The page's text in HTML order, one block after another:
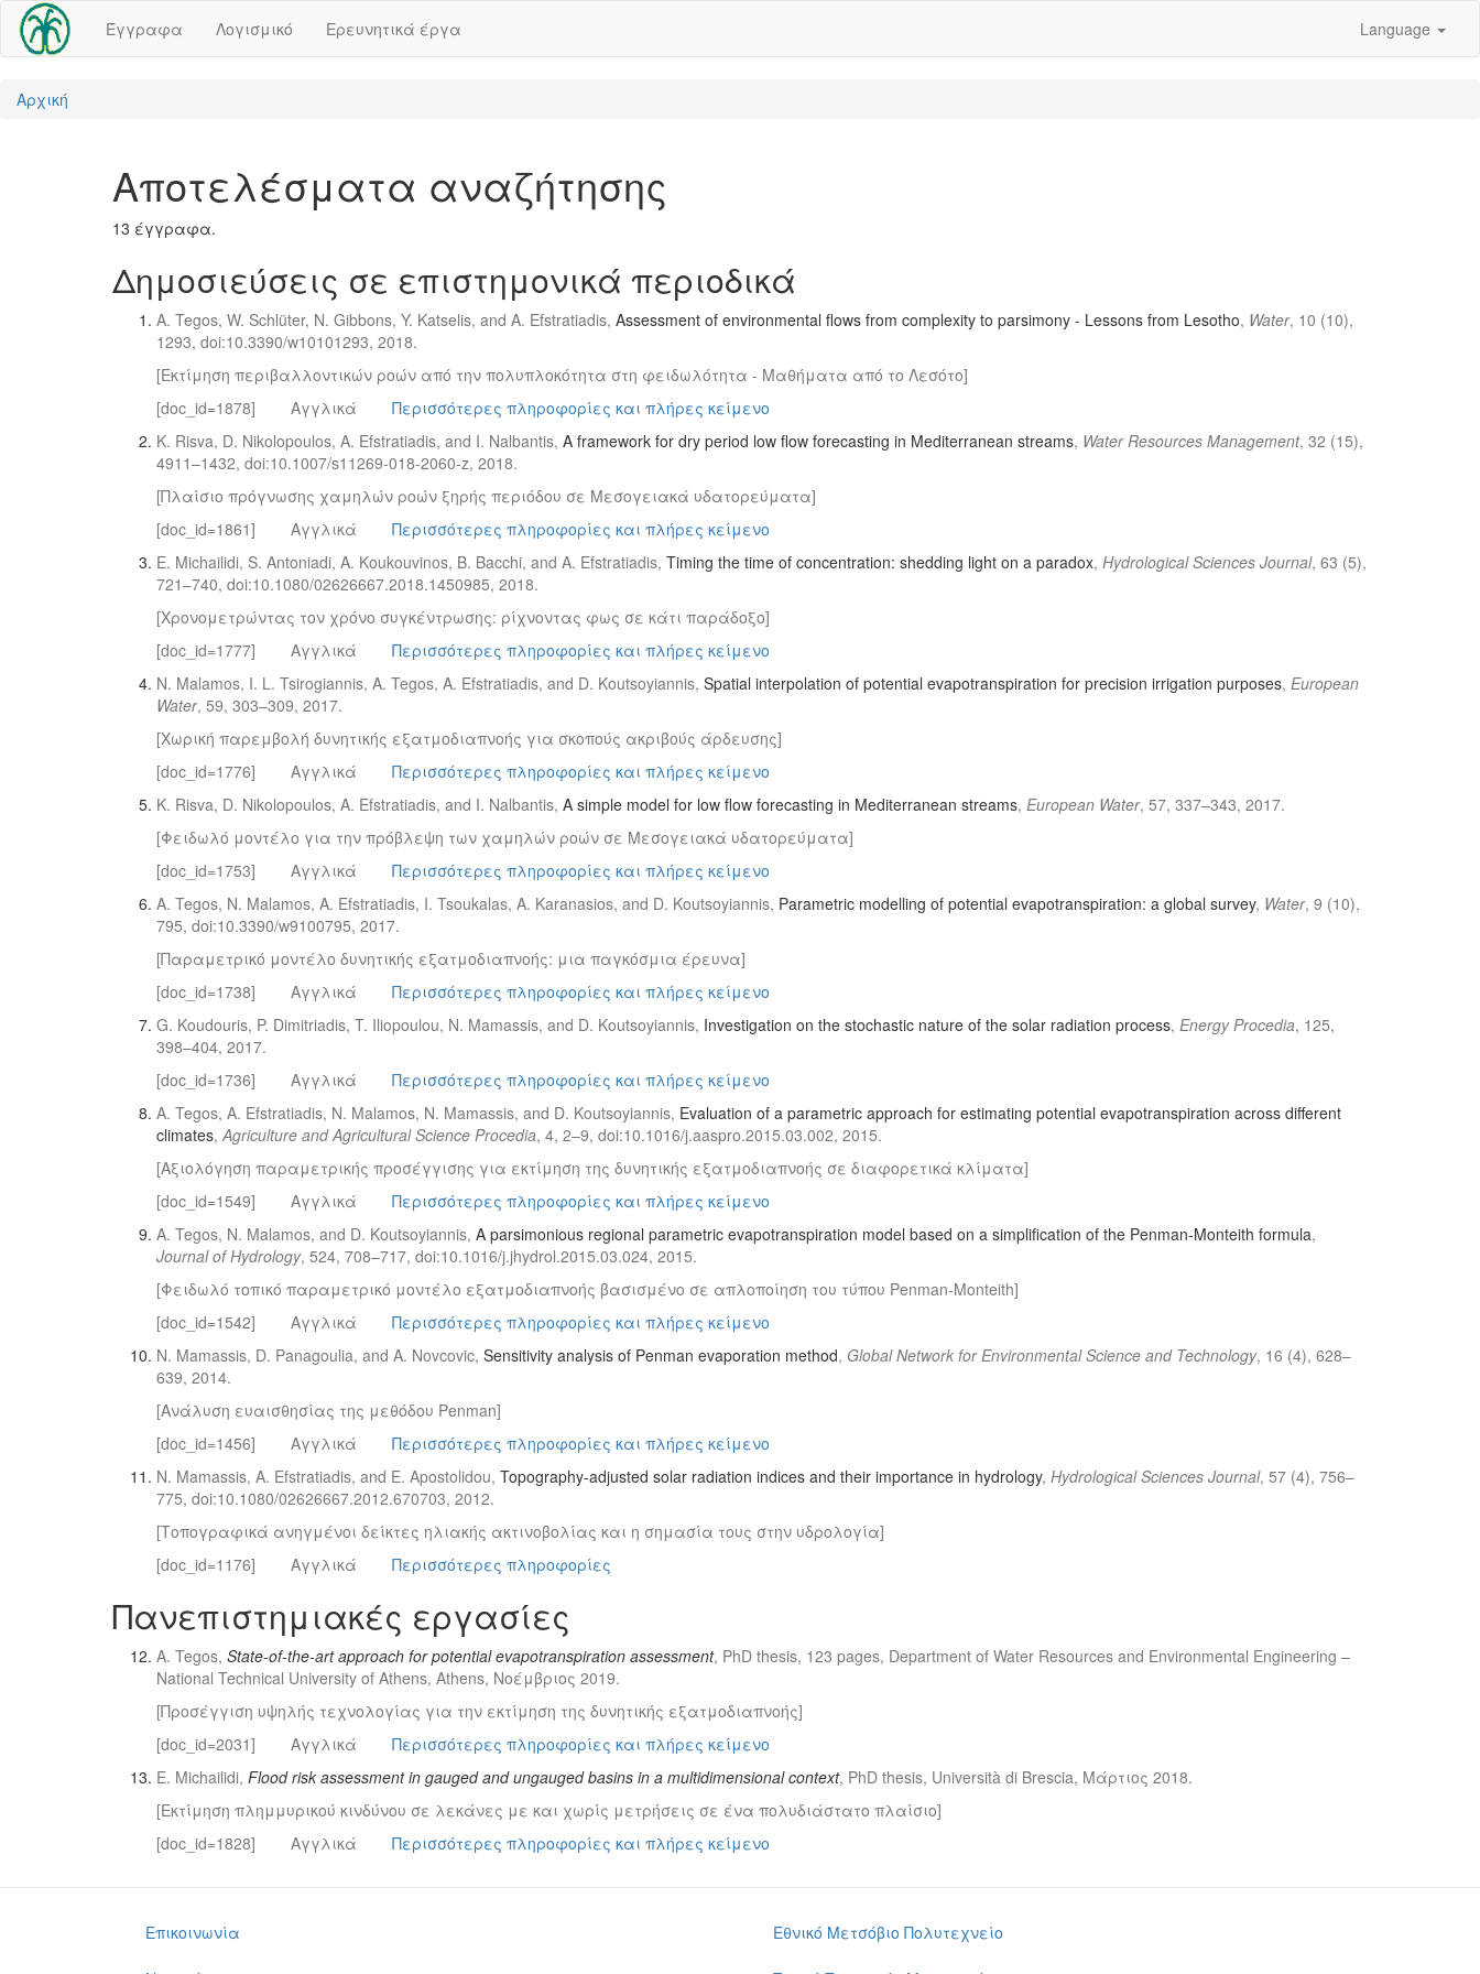
Έγγραφα Λογισμικό Ερευνητικά έργα Language
Αρχική
Αποτελέσματα αναζήτησης
13 έγγραφα.
Δημοσιεύσεις σε επιστημονικά περιοδικά
A. Tegos, W. Schlüter, N. Gibbons, Y. Katselis, and A. Efstratiadis, Assessment of environmental flows from complexity to parsimony - Lessons from Lesotho, Water, 10 (10),
1293, doi:10.3390/w10101293, 2018.
[Εκτίμηση περιβαλλοντικών ροών από την πολυπλοκότητα στη φειδωλότητα - Μαθήματα από το Λεσότο]
[doc_id=1878]
Αγγλικά
Περισσότερες πληροφορίες και πλήρες κείμενο
K. Risva, D. Nikolopoulos, A. Efstratiadis, and I. Nalbantis, A framework for dry period low flow forecasting in Mediterranean streams, Water Resources Management, 32 (15),
4911–1432, doi:10.1007/s11269-018-2060-z, 2018.
[Πλαίσιο πρόγνωσης χαμηλών ροών ξηρής περιόδου σε Μεσογειακά υδατορεύματα]
[doc_id=1861]
Αγγλικά
Περισσότερες πληροφορίες και πλήρες κείμενο
E. Michailidi, S. Antoniadi, A. Koukouvinos, B. Bacchi, and A. Efstratiadis, Timing the time of concentration: shedding light on a paradox, Hydrological Sciences Journal, 63 (5),
721–740, doi:10.1080/02626667.2018.1450985, 2018.
[Χρονομετρώντας τον χρόνο συγκέντρωσης: ρίχνοντας φως σε κάτι παράδοξο]
[doc_id=1777]
Αγγλικά
Περισσότερες πληροφορίες και πλήρες κείμενο
N. Malamos, I. L. Tsirogiannis, A. Tegos, A. Efstratiadis, and D. Koutsoyiannis, Spatial interpolation of potential evapotranspiration for precision irrigation purposes, European
Water, 59, 303–309, 2017.
[Χωρική παρεμβολή δυνητικής εξατμοδιαπνοής για σκοπούς ακριβούς άρδευσης]
[doc_id=1776]
Αγγλικά
Περισσότερες πληροφορίες και πλήρες κείμενο
K. Risva, D. Nikolopoulos, A. Efstratiadis, and I. Nalbantis, A simple model for low flow forecasting in Mediterranean streams, European Water, 57, 337–343, 2017.
[Φειδωλό μοντέλο για την πρόβλεψη των χαμηλών ροών σε Mεσογειακά υδατορεύματα]
[doc_id=1753]
Αγγλικά
Περισσότερες πληροφορίες και πλήρες κείμενο
A. Tegos, N. Malamos, A. Efstratiadis, I. Tsoukalas, A. Karanasios, and D. Koutsoyiannis, Parametric modelling of potential evapotranspiration: a global survey, Water, 9 (10),
795, doi:10.3390/w9100795, 2017.
[Παραμετρικό μοντέλο δυνητικής εξατμοδιαπνοής: μια παγκόσμια έρευνα]
[doc_id=1738]
Αγγλικά
Περισσότερες πληροφορίες και πλήρες κείμενο
G. Koudouris, P. Dimitriadis, T. Iliopoulou, N. Mamassis, and D. Koutsoyiannis, Investigation on the stochastic nature of the solar radiation process, Energy Procedia, 125,
398–404, 2017.
[doc_id=1736]
Αγγλικά
Περισσότερες πληροφορίες και πλήρες κείμενο
A. Tegos, A. Efstratiadis, N. Malamos, N. Mamassis, and D. Koutsoyiannis, Evaluation of a parametric approach for estimating potential evapotranspiration across different
climates,Agriculture and Agricultural Science Procedia, 4, 2–9, doi:10.1016/j.aaspro.2015.03.002, 2015.
[Αξιολόγηση παραμετρικής προσέγγισης για εκτίμηση της δυνητικής εξατμοδιαπνοής σε διαφορετικά κλίματα]
[doc_id=1549]
Αγγλικά
Περισσότερες πληροφορίες και πλήρες κείμενο
A. Tegos, N. Malamos, and D. Koutsoyiannis, A parsimonious regional parametric evapotranspiration model based on a simplification of the Penman-Monteith formula,
Journal of Hydrology, 524, 708–717, doi:10.1016/j.jhydrol.2015.03.024, 2015.
[Φειδωλό τοπικό παραμετρικό μοντέλο εξατμοδιαπνοής βασισμένο σε απλοποίηση του τύπου Penman-Monteith]
[doc_id=1542]
Αγγλικά
Περισσότερες πληροφορίες και πλήρες κείμενο
N. Mamassis, D. Panagoulia, and A. Novcovic, Sensitivity analysis of Penman evaporation method, Global Network for Environmental Science and Technology, 16 (4), 628–
639, 2014.
[Ανάλυση ευαισθησίας της μεθόδου Penman]
[doc_id=1456]
Αγγλικά
Περισσότερες πληροφορίες και πλήρες κείμενο
N. Mamassis, A. Efstratiadis, and E. Apostolidou, Topography-adjusted solar radiation indices and their importance in hydrology, Hydrological Sciences Journal, 57 (4), 756–
775, doi:10.1080/02626667.2012.670703, 2012.
[Τοπογραφικά ανηγμένοι δείκτες ηλιακής ακτινοβολίας και η σημασία τους στην υδρολογία]
[doc_id=1176]
Αγγλικά Περισσότερες πληροφορίες
Πανεπιστημιακές εργασίες
A. Tegos, State-of-the-art approach for potential evapotranspiration assessment, PhD thesis, 123 pages, Department of Water Resources and Environmental Engineering –
National Technical University of Athens, Athens, Νοέμβριος 2019.
[Προσέγγιση υψηλής τεχνολογίας για την εκτίμηση της δυνητικής εξατμοδιαπνοής]
[doc_id=2031]
Αγγλικά
Περισσότερες πληροφορίες και πλήρες κείμενο
E. Michailidi, Flood risk assessment in gauged and ungauged basins in a multidimensional context, PhD thesis, Università di Brescia, Μάρτιος 2018.
[Εκτίμηση πλημμυρικού κινδύνου σε λεκάνες με και χωρίς μετρήσεις σε ένα πολυδιάστατο πλαίσιο]
[doc_id=1828]
Αγγλικά Περισσότερες πληροφορίες και πλήρες κείμενο
Επικοινωνία Εθνικό Μετσόβιο Πολυτεχνείο